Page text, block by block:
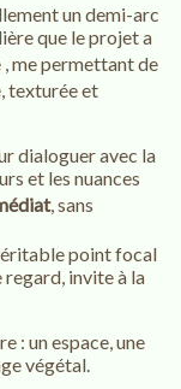
un demi-arc
que le projet a
, me permettant de
texturée et
dialoguer avec la
et les nuances
, sans
point focal
invite à la
: un espace, une
végétal.